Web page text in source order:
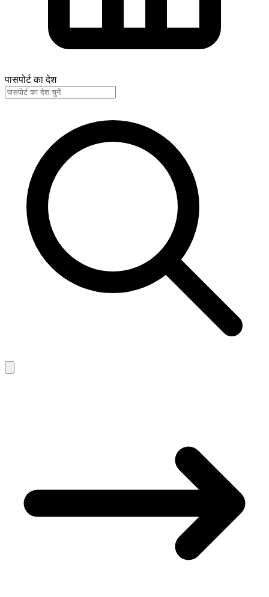
पासपोर्ट का देश